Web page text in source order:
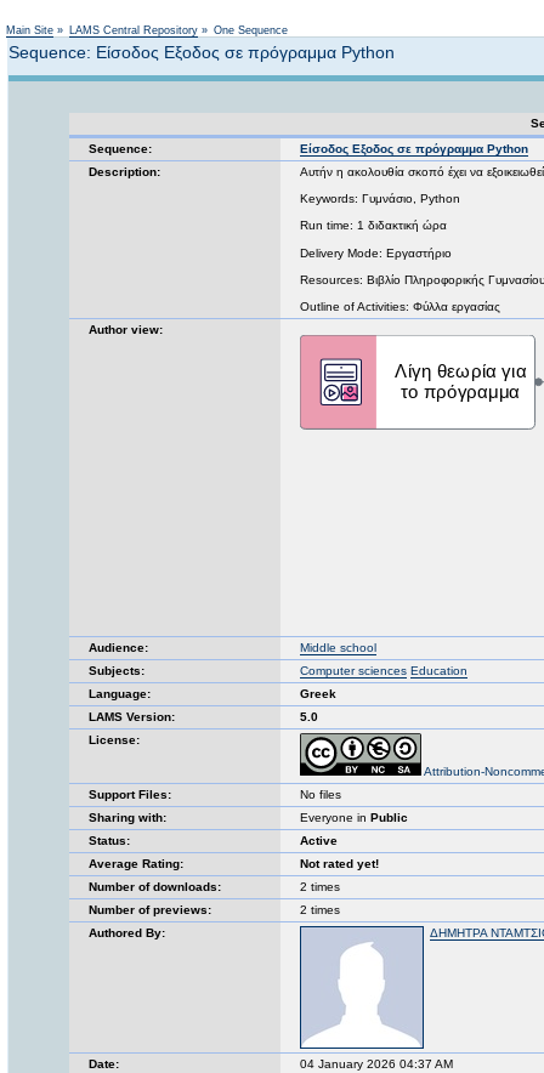
Main Site » LAMS Central Repository » One Sequence
Sequence: Είσοδος Εξοδος σε πρόγραμμα Python
Sequence:
Είσοδος Εξοδος σε πρόγραμμα Python
Description:
Αυτήν η ακολουθία σκοπό έχει να
Keywords: Γυμνάσιο, Python
Run time: 1 διδακτική ώρα
Delivery Mode: Εργαστήριο
Resources: Βιβλίο Πληροφορικής Γυμνασίου
Outline of Activities: Φύλλα εργασίας
Author view:
Audience:
Middle school
Subjects:
Computer sciences Education
Language:
Greek
LAMS Version:
5.0
License:
Attribution-
Support Files:
No files
Sharing with:
Everyone in Public
Status:
Active
Average Rating:
Not rated yet!
Number of downloads:
2 times
Number of previews:
2 times
Authored By:
ΔΗΜΗΤΡΑ
Date:
04 January 2026 04:37 AM